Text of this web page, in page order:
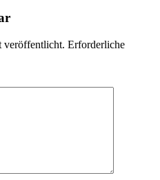
veröffentlicht. Erforderliche